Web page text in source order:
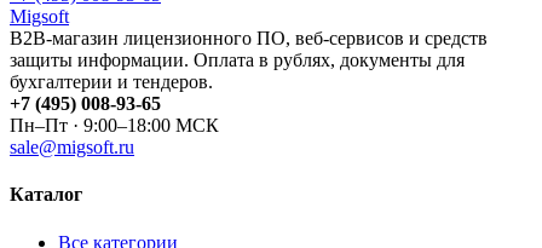
Migsoft
B2B-магазин лицензионного ПО, веб-сервисов и средств
защиты информации. Оплата в рублях, документы для
бухгалтерии и тендеров.
+7 (495) 008-93-65
Пн–Пт · 9:00–18:00 МСК
sale@migsoft.ru
Каталог
Все категории